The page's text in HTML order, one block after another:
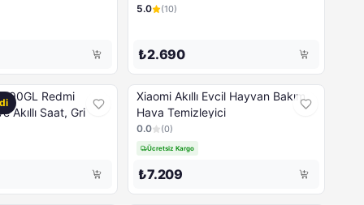
5.0 (10)
₺2.690
Redmi
Akıllı Saat, Gri
Xiaomi Akıllı Evcil Hayvan Bakım
Hava Temizleyici
0.0 (0)
Ücretsiz Kargo
₺7.209